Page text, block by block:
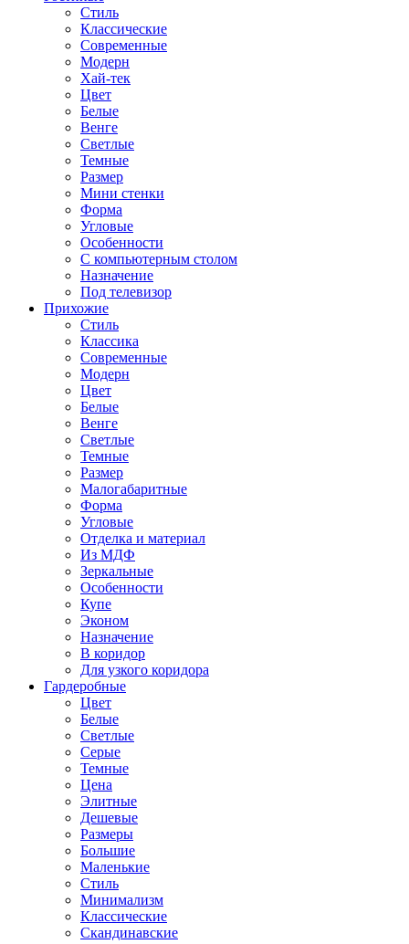
Стиль
Классические
Современные
Модерн
Хай-тек
Цвет
Белые
Венге
Светлые
Темные
Размер
Мини стенки
Форма
Угловые
Особенности
С компьютерным столом
Назначение
Под телевизор
Прихожие
Стиль
Классика
Современные
Модерн
Цвет
Белые
Венге
Светлые
Темные
Размер
Малогабаритные
Форма
Угловые
Отделка и материал
Из МДФ
Зеркальные
Особенности
Купе
Эконом
Назначение
В коридор
Для узкого коридора
Гардеробные
Цвет
Белые
Светлые
Серые
Темные
Цена
Элитные
Дешевые
Размеры
Большие
Маленькие
Стиль
Минимализм
Классические
Скандинавские